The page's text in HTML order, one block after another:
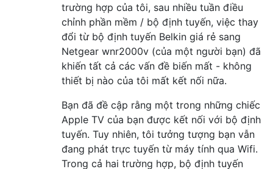
trường hợp của tôi, sau nhiều tuần điều
chỉnh phần mềm / bộ định tuyến, việc thay
đổi từ bộ định tuyến Belkin giá rẻ sang
Netgear wnr2000v (của một người bạn) đã
khiến tất cả các vấn đề biến mất - không
thiết bị nào của tôi mất kết nối nữa.
Bạn đã đề cập rằng một trong những chiếc
Apple TV của bạn được kết nối với bộ định
tuyến. Tuy nhiên, tôi tưởng tượng bạn vẫn
đang phát trực tuyến từ máy tính qua Wifi.
Trong cả hai trường hợp, bộ định tuyến